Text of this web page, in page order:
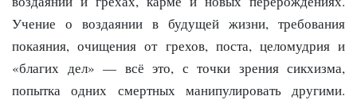
Учение о воздаянии в будущей жизни, требования
покаяния, очищения от грехов, поста, целомудрия и
«благих дел» — всё это, с точки зрения сикхизма,
попытка одних смертных манипулировать другими.